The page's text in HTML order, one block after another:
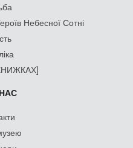
Небесної Сотні